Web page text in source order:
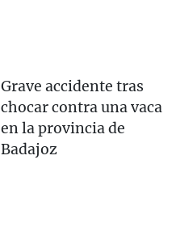
Grave accidente tras
chocar contra una vaca
en la provincia de
Badajoz